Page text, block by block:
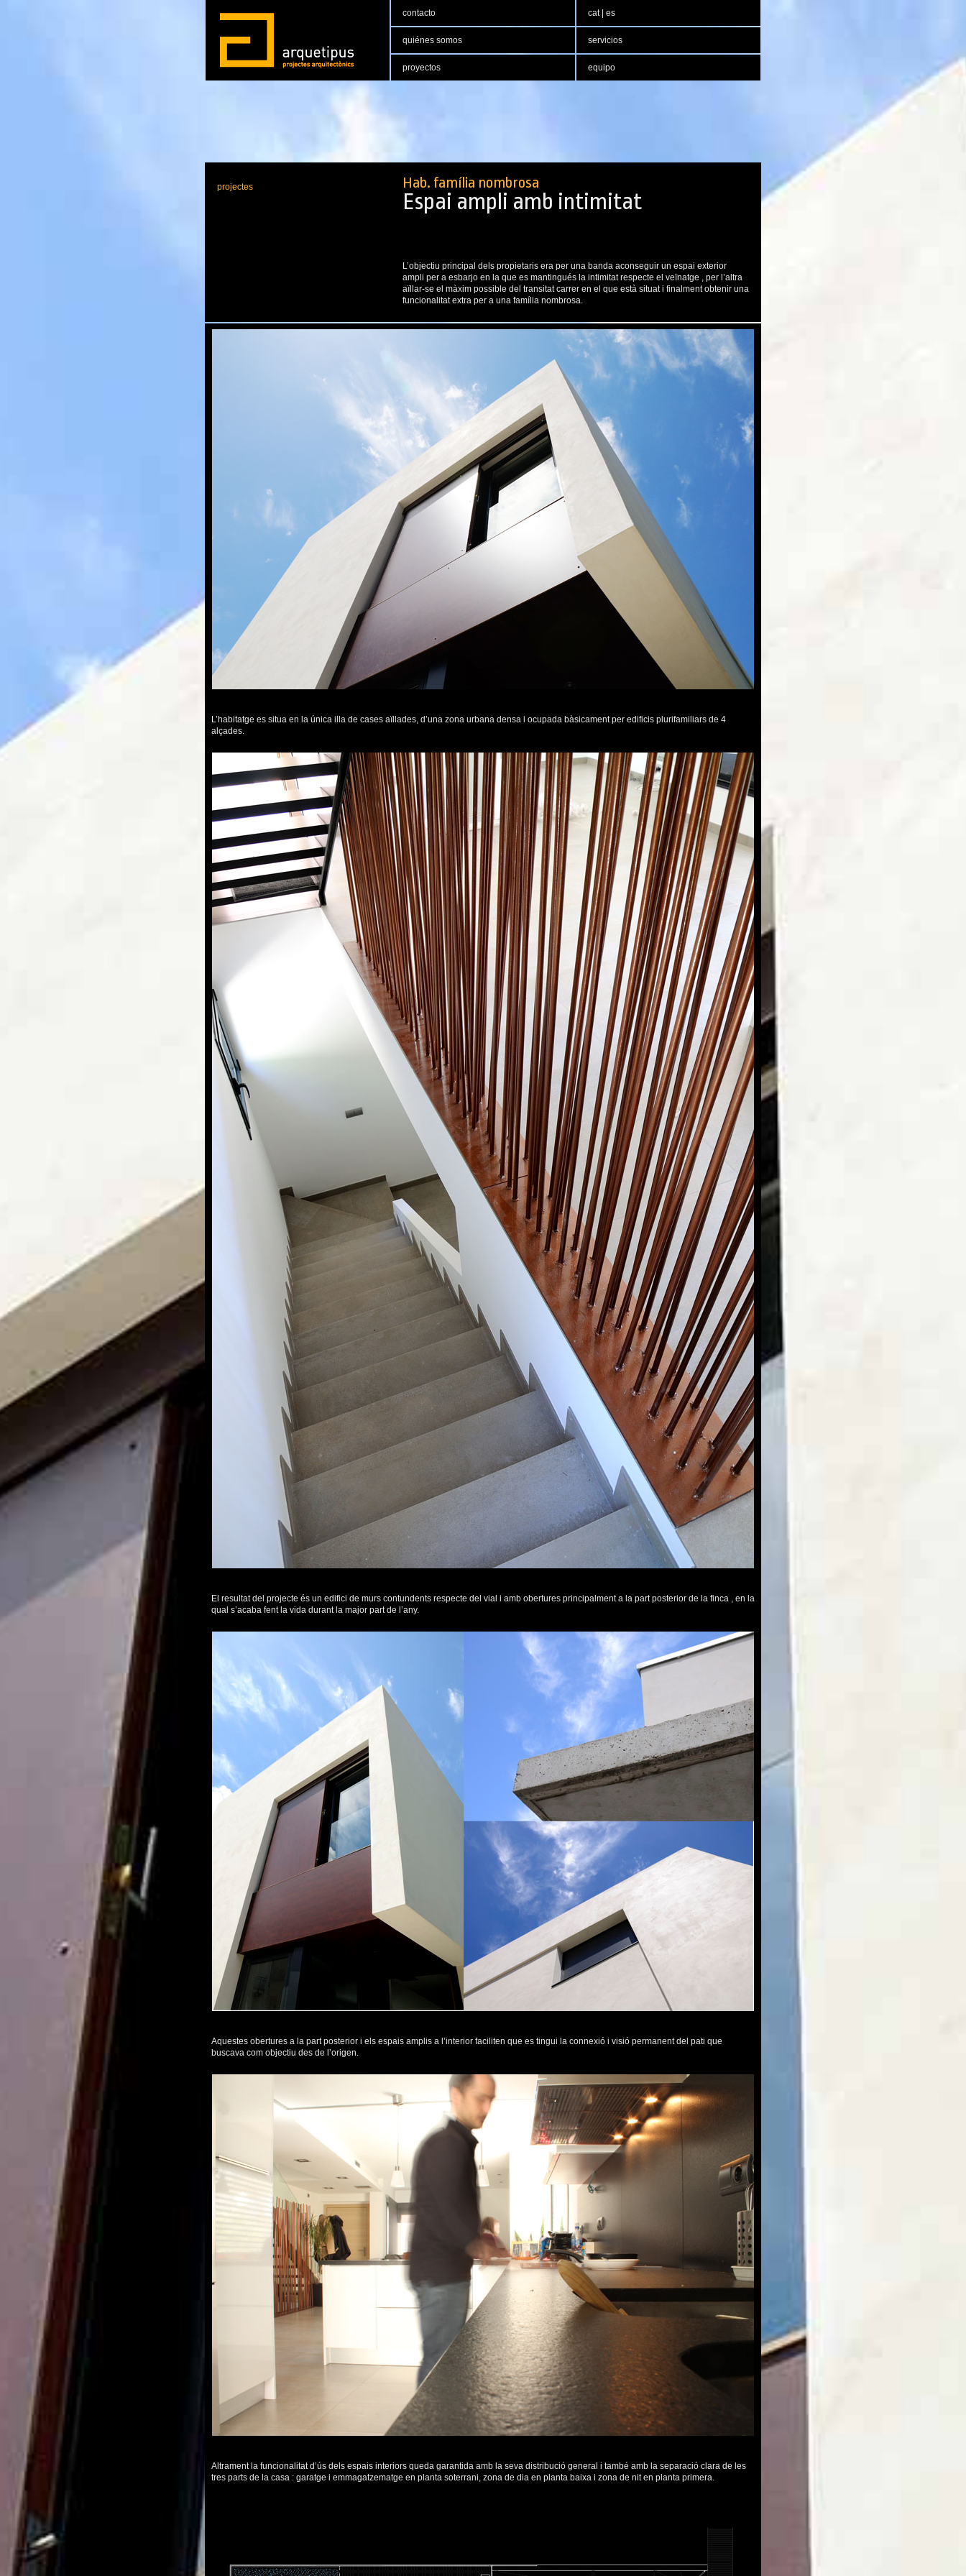
contacto cat es
quiénes somos servicios
proyectos equipo
projectes Hab. família nombrosa
Espai ampli amb intimitat
L’objectiu principal dels propietaris era per una banda aconseguir un espai exterior
ampli per a esbarjo en la que es mantingués la intimitat respecte el veïnatge , per l’altra
aïllar-se el màxim possible del transitat carrer en el que està situat i finalment obtenir una
funcionalitat extra per a una família nombrosa.
L’habitatge es situa en la única illa de cases aïllades, d’una zona urbana densa i ocupada bàsicament per edificis plurifamiliars de 4
alçades.
El resultat del projecte és un edifici de murs contundents respecte del vial i amb obertures principalment a la part posterior de la finca , en la
qual s’acaba fent la vida durant la major part de l’any.
Aquestes obertures a la part posterior i els espais amplis a l’interior faciliten que es tingui la connexió i visió permanent del pati que
buscava com objectiu des de l’origen.
Altrament la funcionalitat d’ús dels espais interiors queda garantida amb la seva distribució general i també amb la separació clara de les
tres parts de la casa : garatge i emmagatzematge en planta soterrani, zona de dia en planta baixa i zona de nit en planta primera.